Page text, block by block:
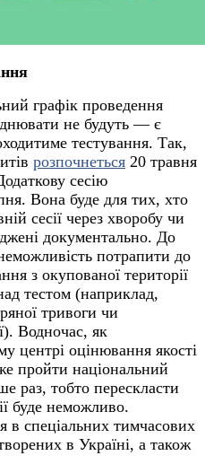
графік проведення
не будуть — є
тестування. Так,
розпочнеться 20 травня
сесію
Вона буде для тих, хто
сесії через хворобу чи
документально. До
потрапити до
з окупованої території
тестом (наприклад,
тривоги чи
Водночас, як
центрі оцінювання якості
пройти національний
раз, тобто перескласти
буде неможливо.
в спеціальних тимчасових
в Україні, а також